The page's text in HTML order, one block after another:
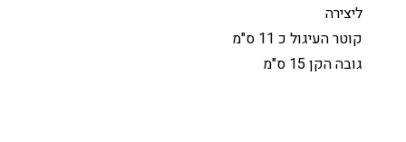
ליצירה
קוטר העיגול כ 11 ס"מ
גובה הקן 15 ס"מ